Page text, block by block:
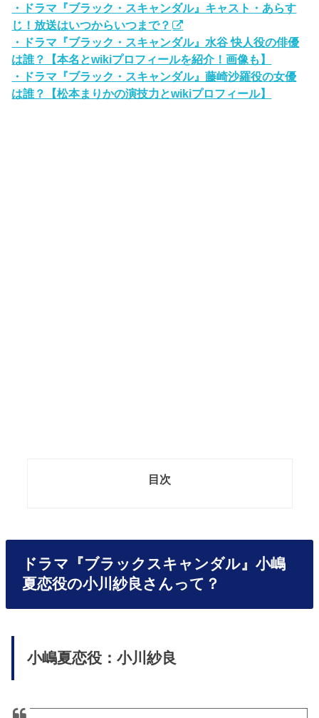
・ドラマ『ブラック・スキャンダル』キャスト・あらす
じ！放送はいつからいつまで？
・ドラマ『ブラック・スキャンダル』水谷 快人役の俳優
は誰？【本名とwikiプロフィールを紹介！画像も】
・ドラマ『ブラック・スキャンダル』藤崎沙羅役の女優
は誰？【松本まりかの演技力とwikiプロフィール】
目次
ドラマ『ブラックスキャンダル』小嶋
夏恋役の小川紗良さんって？
小嶋夏恋役：小川紗良